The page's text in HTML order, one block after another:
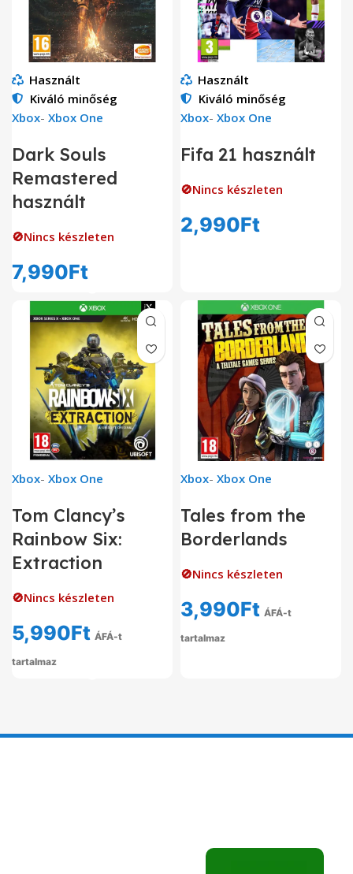
Használt
Kiváló minőség
Xbox- Xbox One
Dark Souls
Remastered
használt
🚫Nincs készleten
7,990Ft
Használt
Kiváló minőség
Xbox- Xbox One
Fifa 21 használt
🚫Nincs készleten
2,990Ft
Xbox- Xbox One
Tom Clancy’s
Rainbow Six:
Extraction
🚫Nincs készleten
5,990Ft ÁFÁ-t
tartalmaz
Xbox- Xbox One
Tales from the
Borderlands
🚫Nincs készleten
3,990Ft ÁFÁ-t
tartalmaz